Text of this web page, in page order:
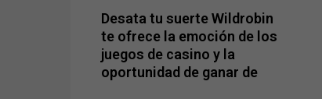
Desata tu suerte Wildrobin
te ofrece la emoción de los
juegos de casino y la
oportunidad de ganar de